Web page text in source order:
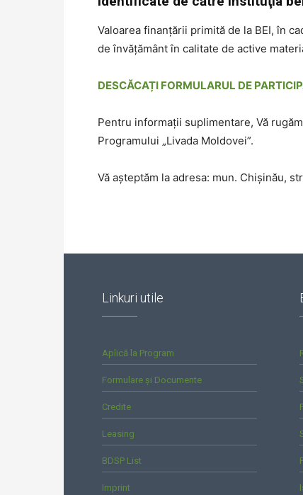
Valoarea finanțării primită de la BEI, în
de învățământ în calitate de active
DESCĂCAȚI FORMULARUL DE
Pentru informații suplimentare, Vă
Programului „Livada Moldovei”.
Vă așteptăm la adresa: mun. Chișinău,
Linkuri utile
Aplică la Program
Formulare și Documente
Credite
Leasing
BDSP List
Imprint